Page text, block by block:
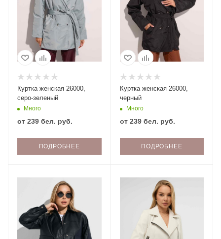
Куртка женская 26000,
серо-зеленый
Много
от 239 бел. руб.
ПОДРОБНЕЕ
Куртка женская 26000,
черный
Много
от 239 бел. руб.
ПОДРОБНЕЕ